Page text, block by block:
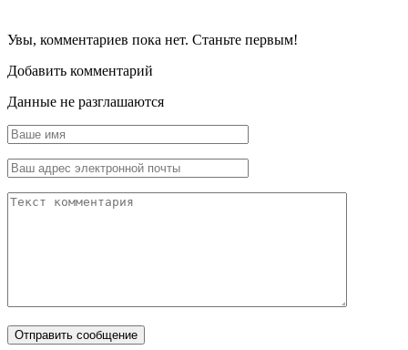
Увы, комментариев пока нет. Станьте первым!
Добавить комментарий
Данные не разглашаются